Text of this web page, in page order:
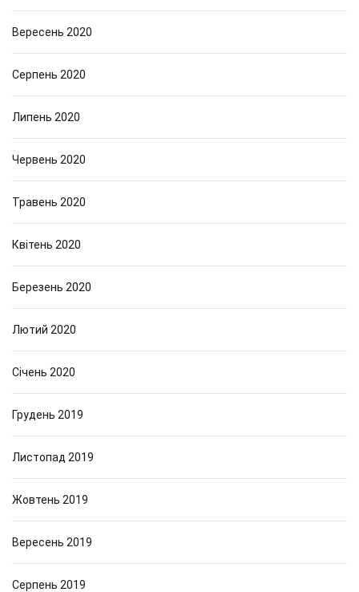
Вересень 2020
Серпень 2020
Липень 2020
Червень 2020
Травень 2020
Квітень 2020
Березень 2020
Лютий 2020
Січень 2020
Грудень 2019
Листопад 2019
Жовтень 2019
Вересень 2019
Серпень 2019